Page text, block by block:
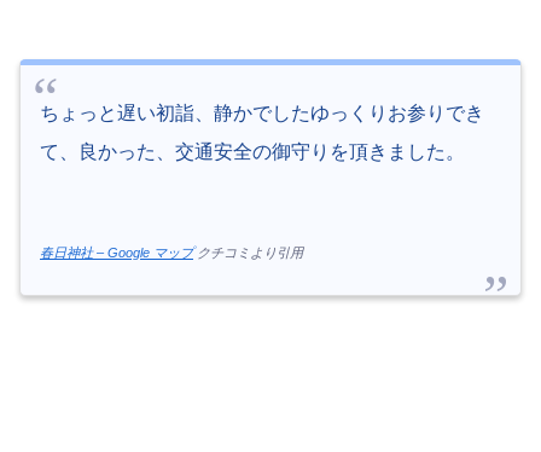
ちょっと遅い初詣、静かでしたゆっくりお参りでき
て、良かった、交通安全の御守りを頂きました。
春日神社 – Google マップクチコミより引用